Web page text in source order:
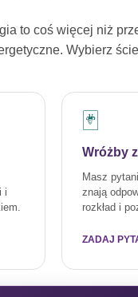
to coś więcej niż
Wybierz
i
🃏
Wróżby
Masz
znają
rozkład i
ZADAJ